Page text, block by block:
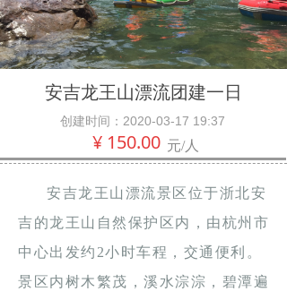
安吉龙王山漂流团建一日
安吉龙王山漂流景区位于浙北安
吉的龙王山自然保护区内，由杭州市
中心出发约2小时车程，交通便利。
景区内树木繁茂，溪水淙淙，碧潭遍
创建时间： 2020-03-17 19:37
¥ 150.00 元/人